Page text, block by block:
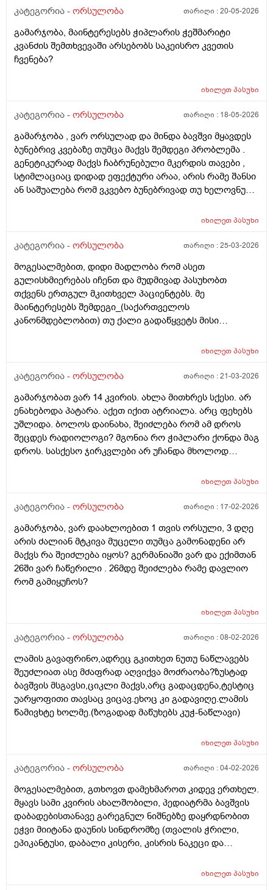
კატეგორია - ორსულობა თარიღი :20-05-2026
გამარჯობა, მაინტერესებს ჭიპლარის ჭეშმარიტი
კვანძის შემთხვევაში არსებობს საკეისრო კვეთის
ჩვენება?
იხილეთპასუხი
კატეგორია - ორსულობა თარიღი : 18-05-2026
გამარჯობა , ვარ ორსულად და მინდა ბავშვი მყავდეს
ბუნებრივ კვებაზე თუმცა მაქვს შემდეგი პრობლემა .
გენეტიკურად მაქვს ჩაბრუნებული მკერდის თავები ,
სტიმლაციაც დიდად ეფექტური არაა, არის რამე შანსი
ან საშუალება რომ ვკვებო ბუნებრივად თუ ხელოვნური
იხილეთპასუხი
კატეგორია - ორსულობა თარიღი :25-03-2026
მოგესალმებით, დიდი მადლობა რომ ასეთ
გულისხმიერებას იჩენთ და მუდმივად პასუხობთ
თქვენს ერთგულ მკითხველ პაციენტებს. მე
მაინტერესებს შემდეგი_(საქართველოს
კანონმდებლობით) თუ ქალი გადაწყვეტს მისი
(კვერცხუჯრედის კრიოპრეზერვაცია) შესაძლებელი?
მნიშვნელოვანი შეკითხვა_თუ, დავუშვათ, საკუთარ
გამოიყენებს, გაყინული კიდევ ისევ მორჩება
კლინიკაში, ამ დროს შემდგომ როგორ განვითარდება
სცენარი? რა ბედი ეწევა დარჩენილ გაყინულ
კვერცხუჯრედებს?_თუ მათ ვადა გასდით,
გამოიყენებენ მანამ სხვა ქალის
მიუხედავად? თუ არ შეწუხდებით, დეტალურად რომ
მადლობა!
იხილეთპასუხი
კატეგორია - ორსულობა თარიღი :21-03-2026
გამარჯობათ ვარ 14 კვირის. ახლა მითხრეს სქესი. არ
ენახებოდა პატარა. აქეთ იქით ატრიალა. არც ფეხებს
უშლიდა. ბოლოს დაინახა, შეიძლება რომ ამ დროს
შეცდეს რადიოლოგი? მგონია რო ჭიპლარი ქონდა მაგ
დროს. სასქესო ჯირკვლები არ უჩანდა მხოლოდ
იხილეთპასუხი
კატეგორია - ორსულობა თარიღი : 17-02-2026
გამარჯობა, ვარ დაახლოებით 1 თვის ორსული, 3 დღე
არის ძალიან მტკივა მუცელი თუმცა გამონადენი არ
მაქვს რა შეიძლება იყოს? გერმანიაში ვარ და ექიმთან
26ში ვარ ჩაწერილი . 26მდე შეიძლება რამე დავლიო
რომ გამიყუჩოს?
იხილეთპასუხი
კატეგორია - ორსულობა თარიღი :08-02-2026
ლამის გავაფრინო,ადრეც გკითხეთ ნუთუ ნაწლავებს
შეუძლიათ ასე მძაფრად აღვიქვა მოძრაობა?ზუსტად
ბავშვის მსგავსი,ციკლი მაქვს,არც გადაცდენა,ტესტიც
უარყოფითი თავსაც ვიცავ.ეხოც კი გადავიღე.ლამის
წამივხტე ხოლმე.(ზოგადად მაწუხებს კუჭ-ნაწლავი)
იხილეთპასუხი
კატეგორია - ორსულობა თარიღი :04-02-2026
მოგესალმებით, გთხოვთ დამეხმაროთ კიდევ ერთხელ.
მყავს სამი კვირის ახალშობილი, პედიატრმა ბავშვის
დაბადებისთანავე გარეგნულ ნიშნებზე დაყრდნობით
ეჭვი მიიტანა დაუნის სინდრომზე (თვალის ჭრილი,
ეპიკანტუსი, დაბალი კისერი, კისრის ნაკეცი და
აღმოაჩნდა გულის მანკი, ასევე სმენის პრობლემა და
იხილეთპასუხი